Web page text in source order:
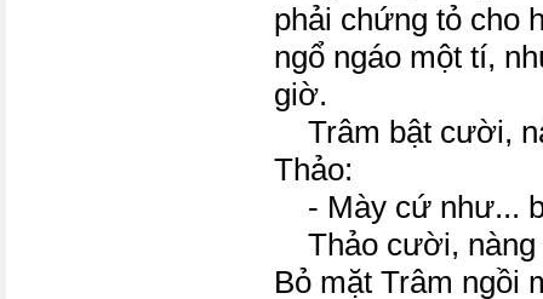
phải chứng tỏ cho
ngổ ngáo một tí,
giờ.
Trâm bật cười,
Thảo:
- Mày cứ như...
Thảo cười, nàng
Bỏ mặt Trâm ngồi